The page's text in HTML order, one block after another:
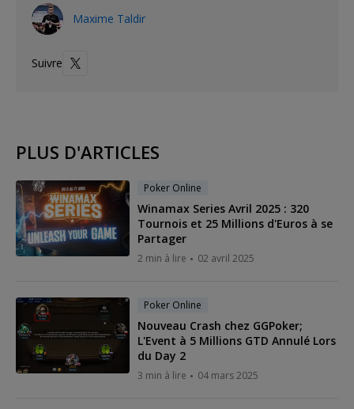
Maxime Taldir
Suivre
PLUS D'ARTICLES
Poker Online
Winamax Series Avril 2025 : 320
Tournois et 25 Millions d'Euros à se
Partager
2 min à lire 02 avril 2025
Poker Online
Nouveau Crash chez GGPoker;
L'Event à 5 Millions GTD Annulé Lors
du Day 2
3 min à lire 04 mars 2025